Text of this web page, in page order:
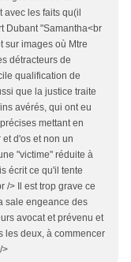
les faits qu(il
Dubant "Samantha<br
sur images où Mtre
détracteurs de
qualification de
que la justice traite
avérés, qui ont eu
mettant en
d'os et non un
"victime" réduite à
écrit ce qu'il tente
/> Il est trop grave ce
sale engeance des
avocat et prévenu et
les deux, à commencer
>